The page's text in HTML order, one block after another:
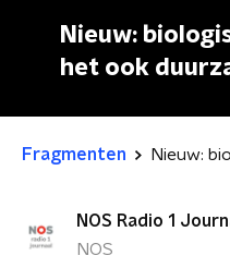
Nieuw:
het ook
Fragmenten
NOS Radio 1
NOS